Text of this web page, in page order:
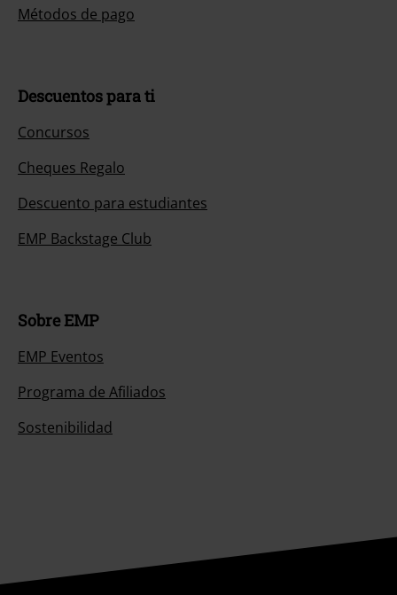
Métodos de pago
Descuentos para ti
Concursos
Cheques Regalo
Descuento para estudiantes
EMP Backstage Club
Sobre EMP
EMP Eventos
Programa de Afiliados
Sostenibilidad